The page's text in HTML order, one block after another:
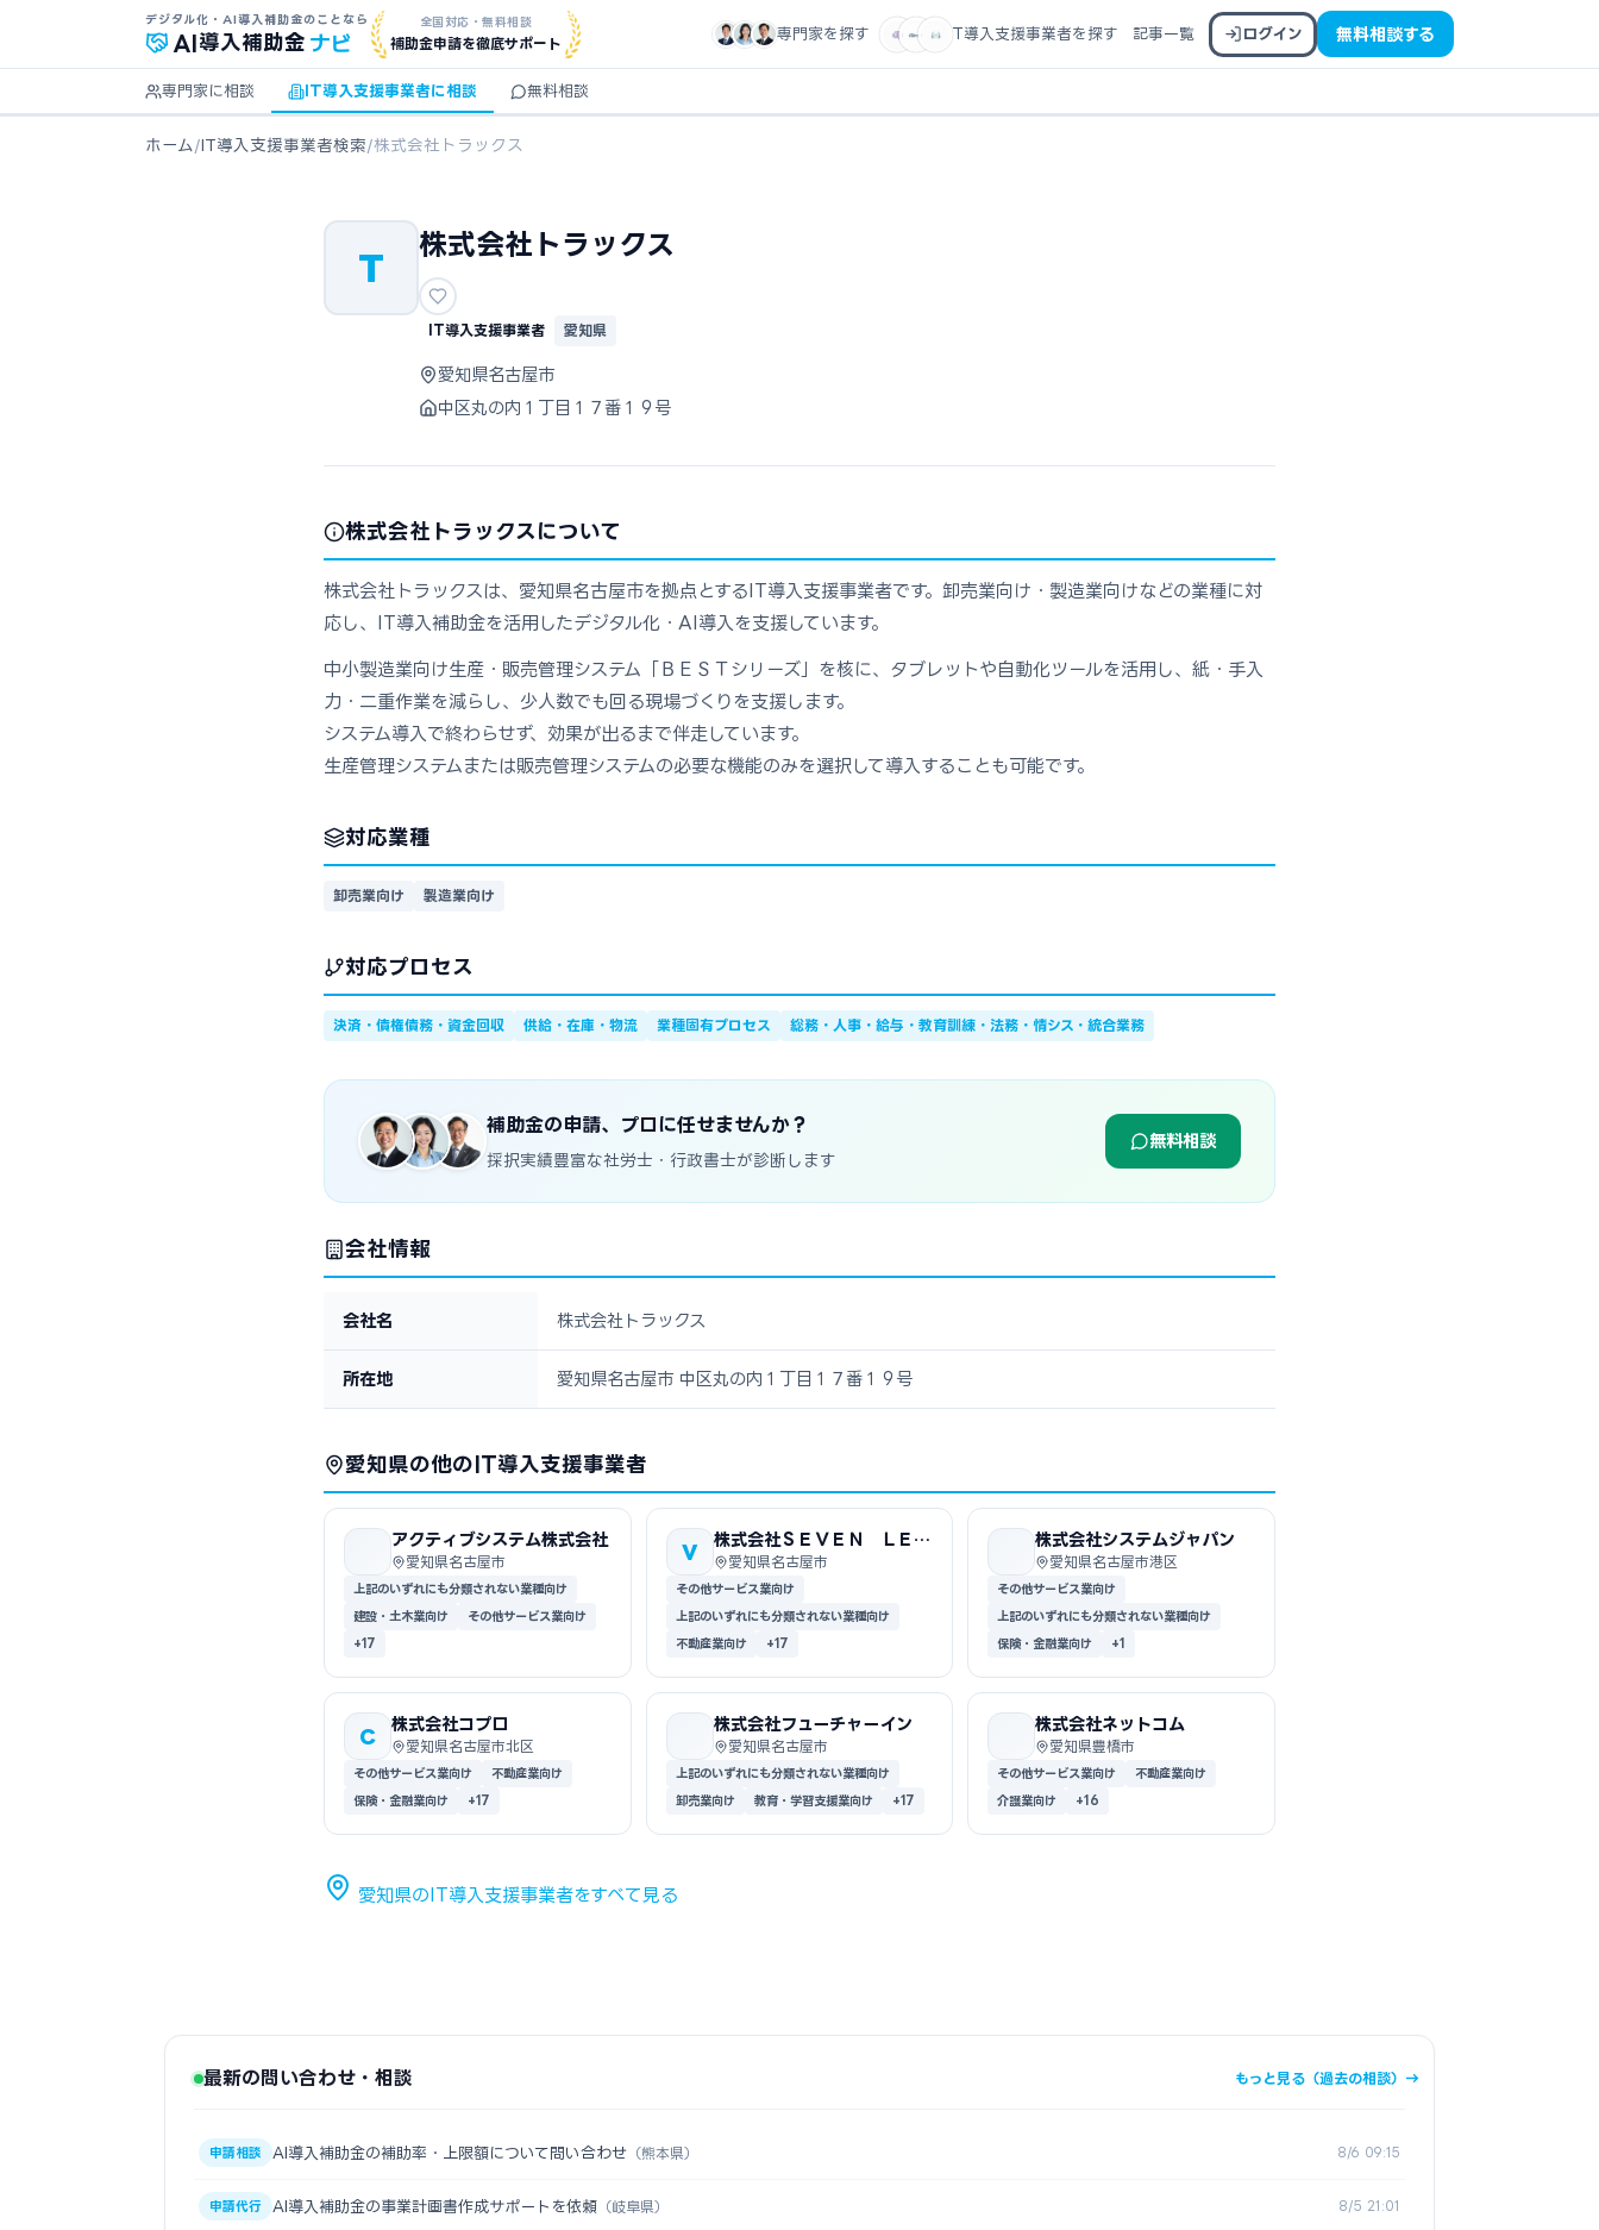
デジタル化・AI導入補助金のことなら
AI導入補助金 ナビ
全国対応・無料相談
補助金申請を徹底サポート
専門家を探す IT導入支援事業者を探す 記事一覧 ログイン 無料相談する
専門家に相談 IT導入支援事業者に相談 無料相談
ホーム /IT導入支援事業者検索/株式会社トラックス
T
株式会社トラックス
IT導入支援事業者 愛知県
愛知県名古屋市
中区丸の内１丁目１７番１９号
株式会社トラックスについて
株式会社トラックスは、愛知県名古屋市を拠点とするIT導入支援事業者です。卸売業向け・製造業向けなどの業種に対
応し、IT導入補助金を活用したデジタル化・AI導入を支援しています。
中小製造業向け生産・販売管理システム「ＢＥＳＴシリーズ」を核に、タブレットや自動化ツールを活用し、紙・手入
力・二重作業を減らし、少人数でも回る現場づくりを支援します。
システム導入で終わらせず、効果が出るまで伴走しています。
生産管理システムまたは販売管理システムの必要な機能のみを選択して導入することも可能です。
対応業種
卸売業向け 製造業向け
対応プロセス
決済・債権債務・資金回収 供給・在庫・物流 業種固有プロセス 総務・人事・給与・教育訓練・法務・情シス・統合業務
補助金の申請、プロに任せませんか？
採択実績豊富な社労士・行政書士が診断します
無料相談
会社情報
会社名 株式会社トラックス
所在地 愛知県名古屋市 中区丸の内１丁目１７番１９号
愛知県の他のIT導入支援事業者
アクティブシステム株式会社
愛知県名古屋市
上記のいずれにも分類されない業種向け
建設・土木業向け
その他サービス業向け
+17
V
株式会社ＳＥＶＥＮ ＬＥＡ
Ｆ ＣＬＯＶＥＲ
愛知県名古屋市
その他サービス業向け
上記のいずれにも分類されない業種向け
不動産業向け
+17
株式会社システムジャパン
愛知県名古屋市港区
その他サービス業向け
上記のいずれにも分類されない業種向け
保険・金融業向け
+1
C
株式会社コプロ
愛知県名古屋市北区
その他サービス業向け
不動産業向け
保険・金融業向け
+17
株式会社フューチャーイン
愛知県名古屋市
上記のいずれにも分類されない業種向け
卸売業向け
教育・学習支援業向け +17
株式会社ネットコム
愛知県豊橋市
その他サービス業向け
不動産業向け
介護業向け
+16
愛知県のIT導入支援事業者をすべて見る
最新の問い合わせ・相談 もっと見る（過去の相談）→
申請相談 AI導入補助金の補助率・上限額について問い合わせ （熊本県） 8/6 09:15
申請代行 AI導入補助金の事業計画書作成サポートを依頼 （岐阜県） 8/5 21:01